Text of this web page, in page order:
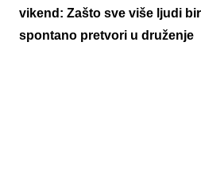
vikend: Zašto sve više ljudi
spontano pretvori u druženje